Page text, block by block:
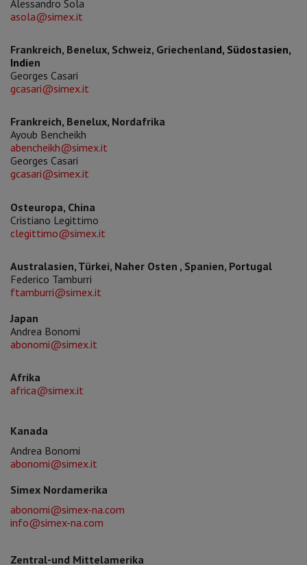
Alessandro Sola
asola@simex.it
Frankreich, Benelux, Schweiz, Griechenland, Südostasien,
Indien
Georges Casari
gcasari@simex.it
Frankreich, Benelux, Nordafrika
Ayoub Bencheikh
abencheikh@simex.it
Georges Casari
gcasari@simex.it
Osteuropa, China
​Cristiano Legittimo
clegittimo@simex.it
Australasien, Türkei, Naher Osten , Spanien, Portugal
Federico Tamburri
ftamburri@simex.it
Japan
Andrea Bonomi
abonomi@simex.it
Afrika
africa@simex.it
Kanada
Andrea Bonomi
abonomi@simex.it
Simex Nordamerika
abonomi@simex-na.com
info@simex-na.com
Zentral-und Mittelamerika